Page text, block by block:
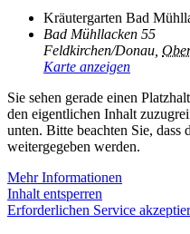
Kräutergarten Bad
Bad Mühllacken 55
Feldkirchen/Donau
Karte anzeigen
Sie sehen gerade einen
den eigentlichen Inhalt
unten. Bitte beachten Sie, dass
weitergegeben werden.
Mehr Informationen
Inhalt entsperren
Erforderlichen Service